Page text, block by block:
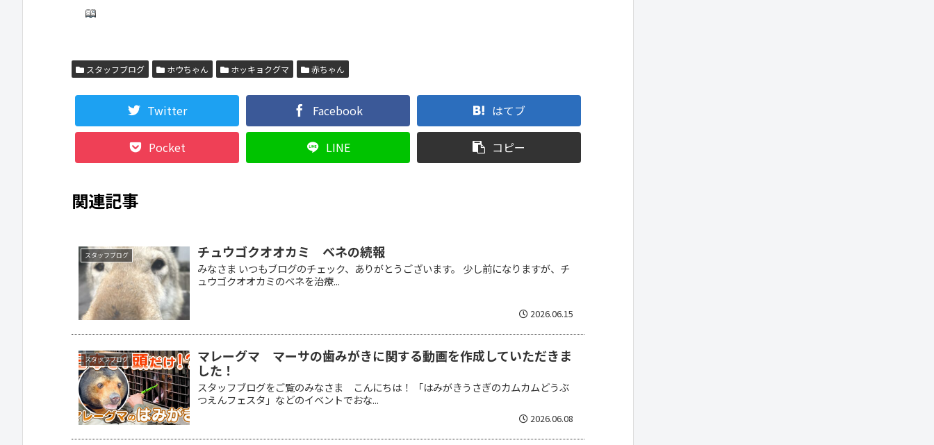
スタッフブログ ホウちゃん ホッキョクグマ 赤ちゃん
Twitter Facebook はてブ
Pocket LINE コピー
関連記事
スタッフブログ チュウゴクオオカミ ベネの続報
みなさま いつもブログのチェック、ありがとうございます。 少し前になりますが、チ
ュウゴクオオカミのベネを治療...
2026.06.15
スタッフブログ
マレーグマ マーサの歯みがきに関する動画を作成していただきま
した！
スタッフブログをご覧のみなさま こんにちは！ 「はみがきうさぎのカムカムどうぶ
つえんフェスタ」などのイベントでおな...
2026.06.08